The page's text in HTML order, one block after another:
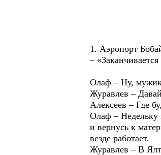
1. Аэропорт
–
Олаф – Ну,
Журавлев –
Алексеев – Где
Олаф – Недельку
и вернусь к
везде работает.
Журавлев – В